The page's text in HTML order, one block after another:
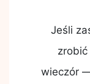
Jeśli
wieczór